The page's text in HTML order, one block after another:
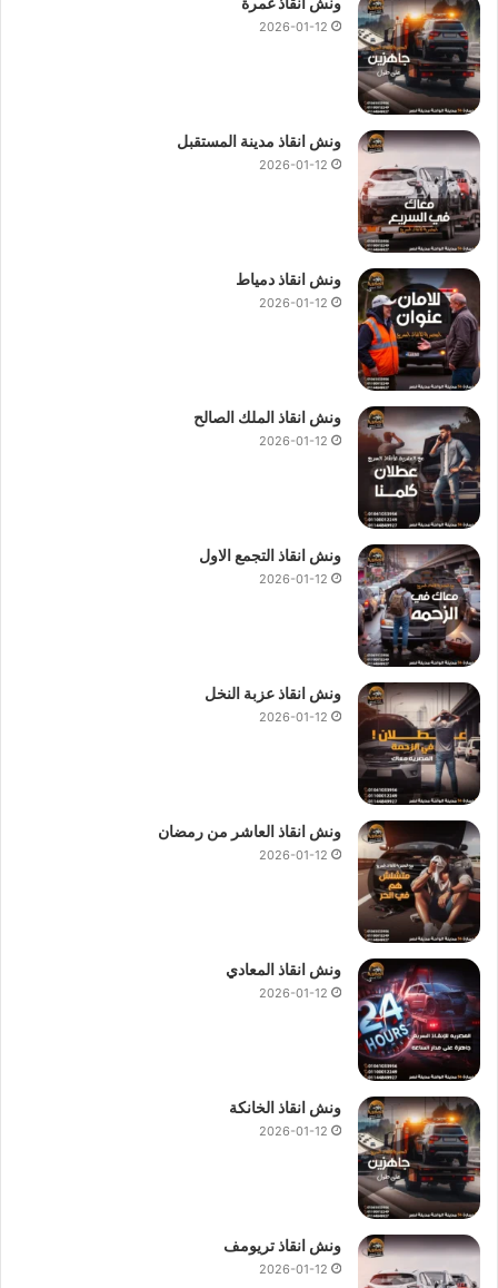
2026-01-12
ونش انقاذ مدينة المستقبل
2026-01-12
ونش انقاذ دمياط
2026-01-12
ونش انقاذ الملك الصالح
2026-01-12
ونش انقاذ التجمع الاول
2026-01-12
ونش انقاذ عزبة النخل
2026-01-12
ونش انقاذ العاشر من رمضان
2026-01-12
ونش انقاذ المعادي
2026-01-12
ونش انقاذ الخانكة
2026-01-12
ونش انقاذ تريومف
2026-01-12